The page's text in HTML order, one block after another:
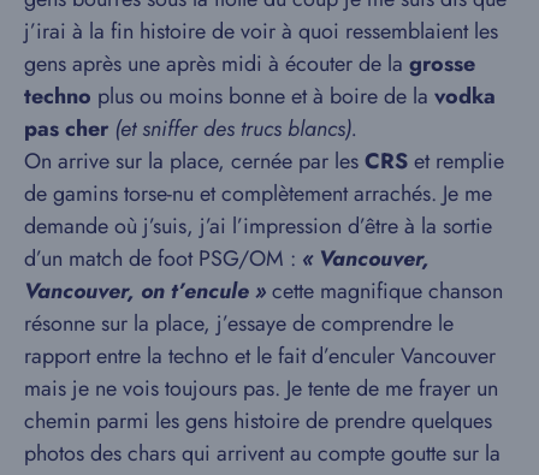
j’irai à la fin histoire de voir à quoi ressemblaient les
gens après une après midi à écouter de la grosse
techno plus ou moins bonne et à boire de la vodka
pas cher (et sniffer des trucs blancs).
On arrive sur la place, cernée par lesCRSet remplie
de gamins torse-nu et complètement arrachés. Je me
demande où j’suis, j’ai l’impression d’être à la sortie
d’un match de foot PSG/OM : « Vancouver,
Vancouver, on t’encule »cette magnifique chanson
résonne sur la place, j’essaye de comprendre le
rapport entre la techno et le fait d’enculer Vancouver
mais je ne vois toujours pas. Je tente de me frayer un
chemin parmi les gens histoire de prendre quelques
photos des chars qui arrivent au compte goutte sur la